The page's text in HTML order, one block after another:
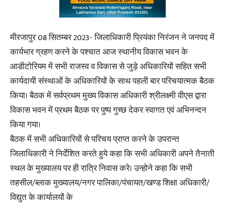
मीरजापुर 08 सितम्बर 2023- जिलाधिकारी प्रियंका निरंजन ने जनपद में
कार्यभार ग्रहण करने के पश्चात आज स्थानीय विकास भवन के
आडीटोरियम में सभी राजस्व व विकास से जुड़े अधिकारियों सहित सभी
कार्यदायी संस्थाओं के अधिकारियों के साथ पहली बार परिचयात्मक बैठक
किया। बैठक में सर्वप्रथम मुख्य विकास अधिकारी श्रीलक्ष्मी वीएस द्वारा
विकास भवन में प्रथम बैठक पर पुष्प गुच्छ देकर स्वागत एवं अभिनन्दन
किया गया।
बैठक में सभी अधिकारियों से परिचय प्राप्त करने के उपरान्त
जिलाधिकारी ने निर्देशित करते हुये कहा कि सभी अधिकारी अपने तैनाती
स्थल के मुख्यालय पर ही रात्रि निवास करे। उन्होने कहा कि सभी
तहसील/ब्लाक मुख्यालय/नगर पालिका/पंचायत/खण्ड शिक्षा अधिकारी/
विद्युत के कार्यालयों के